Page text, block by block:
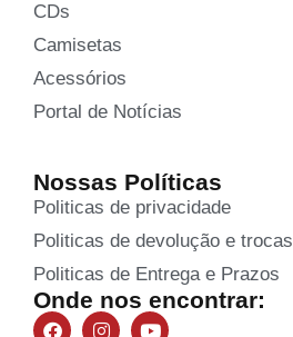
CDs
Camisetas
Acessórios
Portal de Notícias
Nossas Políticas
Politicas de privacidade
Politicas de devolução e trocas
Politicas de Entrega e Prazos
Onde nos encontrar: